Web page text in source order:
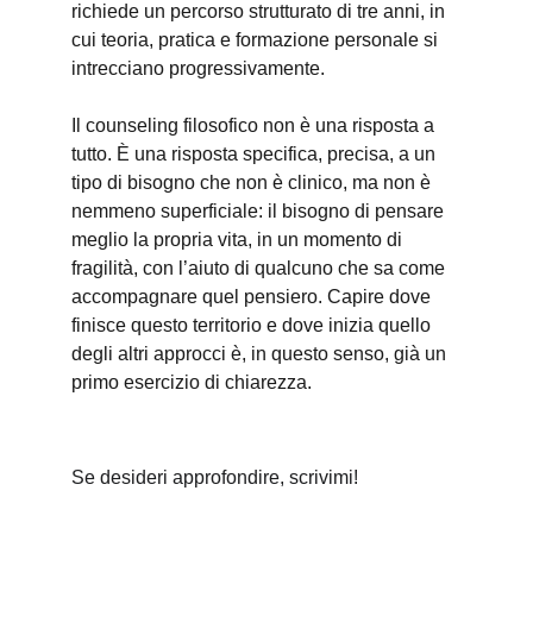
richiede un percorso strutturato di tre anni, in
cui teoria, pratica e formazione personale si
intrecciano progressivamente.
Il counseling filosofico non è una risposta a
tutto. È una risposta specifica, precisa, a un
tipo di bisogno che non è clinico, ma non è
nemmeno superficiale: il bisogno di pensare
meglio la propria vita, in un momento di
fragilità, con l’aiuto di qualcuno che sa come
accompagnare quel pensiero. Capire dove
finisce questo territorio e dove inizia quello
degli altri approcci è, in questo senso, già un
primo esercizio di chiarezza.
Se desideri approfondire, scrivimi!